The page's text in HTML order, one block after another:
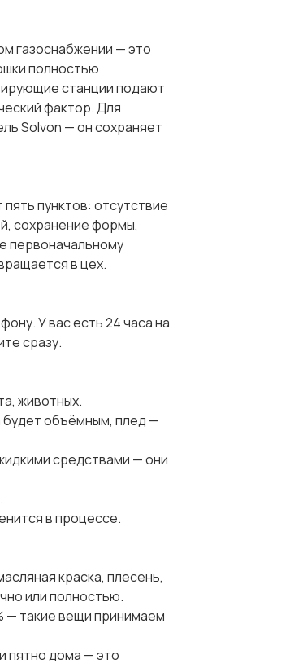
газоснабжении — это
полностью
станции подают
фактор. Для
Solvon — он сохраняет
пунктов: отсутствие
сохранение формы,
первоначальному
в цех.
У вас есть 24 часа на
сразу.
животных.
объёмным, плед —
средствами — они
в процессе.
краска, плесень,
или полностью.
— такие вещи принимаем
пятно дома — это